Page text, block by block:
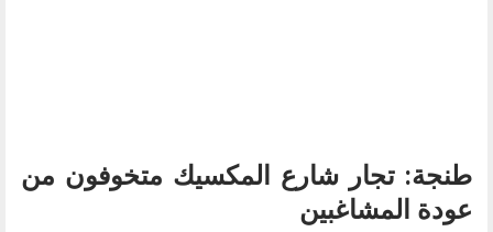
طنجة: تجار شارع المكسيك متخوفون من
عودة المشاغبين